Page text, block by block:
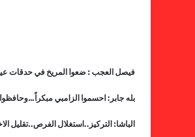
فيصل العجب : ضعوا المريخ في حدقات
بله جابر: احسموا الزامبي
الباشا: التركيز..استغلال الفرص..تقليل